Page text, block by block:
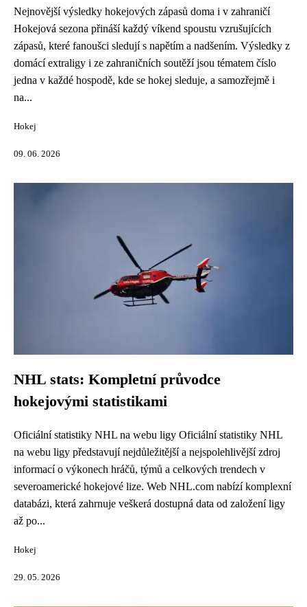
Nejnovější výsledky hokejových zápasů doma i v zahraničí
Hokejová sezona přináší každý víkend spoustu vzrušujících
zápasů, které fanoušci sledují s napětím a nadšením. Výsledky z
domácí extraligy i ze zahraničních soutěží jsou tématem číslo
jedna v každé hospodě, kde se hokej sleduje, a samozřejmě i
na...
Hokej
09. 06. 2026
NHL stats: Kompletní průvodce
hokejovými statistikami
Oficiální statistiky NHL na webu ligy Oficiální statistiky NHL
na webu ligy představují nejdůležitější a nejspolehlivější zdroj
informací o výkonech hráčů, týmů a celkových trendech v
severoamerické hokejové lize. Web NHL.com nabízí komplexní
databázi, která zahrnuje veškerá dostupná data od založení ligy
až po...
Hokej
29. 05. 2026